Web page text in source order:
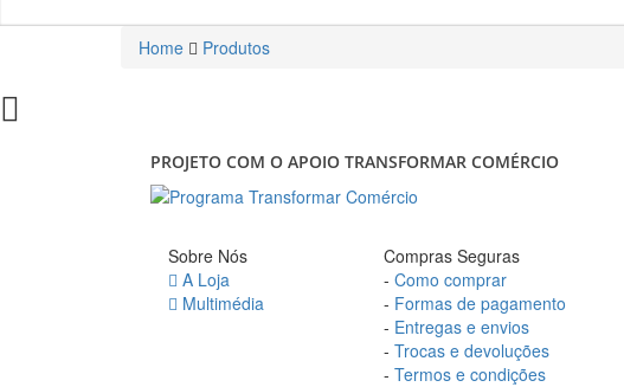
Home Produtos
PROJETO COM O APOIO TRANSFORMAR COMÉRCIO
Sobre Nós
A Loja
Multimédia
Compras Seguras
- Como comprar
- Formas de pagamento
- Entregas e envios
- Trocas e devoluções
- Termos e condições